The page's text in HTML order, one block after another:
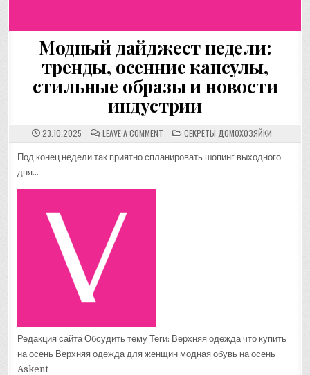
Модный дайджест недели:
тренды, осенние капсулы,
стильные образы и новости
индустрии
23.10.2025 LEAVE A COMMENTON
МОДНЫЙ
НЕДЕЛИ:
ТРЕНДЫ,
POSTED
IN
СЕКРЕТЫ ДОМОХОЗЯЙКИ
Под конец недели так приятно спланировать шопинг выходного
дня…
Редакция сайта Обсудить тему Теги: Верхняя одежда что купить
на осень Верхняя одежда для женщин модная обувь на осень
Askent